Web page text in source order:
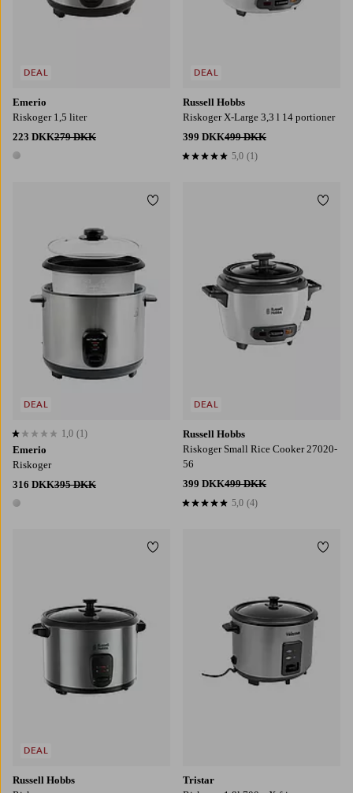
Emerio
Riskoger 1,5 liter
223 DKK279 DKK
1 farve
DEAL
Russell Hobbs
Riskoger X-Large 3,3 l 14 portioner
399 DKK499 DKK
5,0 baseret på 1 bedømmelser
5,0 (1)
DEAL
Emerio
Riskoger
316 DKK395 DKK
1 farve
1,0 baseret på 1 bedømmelser
1,0 (1)
DEAL
Tilføj til favoritter
Russell Hobbs
Riskoger Small Rice Cooker 27020-
56
399 DKK499 DKK
5,0 baseret på 4 bedømmelser
5,0 (4)
DEAL
Russell Hobbs
DEAL
Tilføj til favoritter
Tristar